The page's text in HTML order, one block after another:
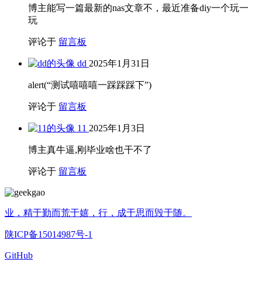
博主能写一篇最新的nas文章不，最近准备diy一个玩一
玩
评论于 留言板
dd 2025年1月31日
alert(“测试嘻嘻嘻一踩踩踩下”)
评论于 留言板
11 2025年1月3日
博主真牛逼,刚毕业啥也干不了
评论于 留言板
业，精于勤而荒于嬉，行，成于思而毁于随。
陕ICP备15014987号-1
GitHub